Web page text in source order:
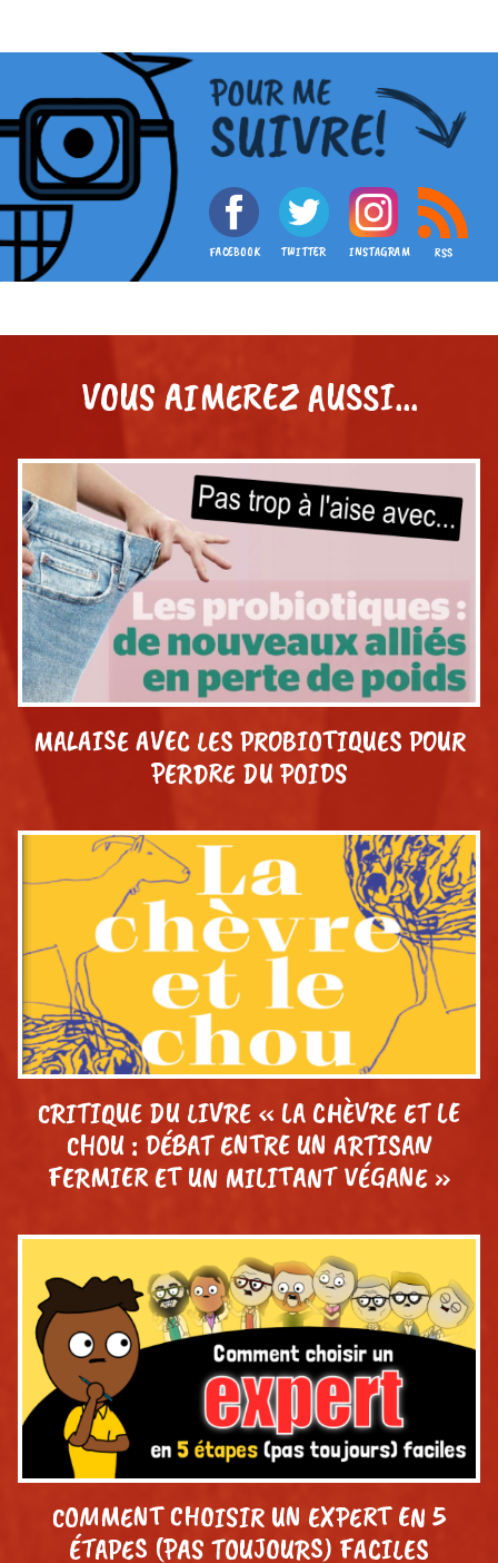
FACEBOOK TWITTER INSTAGRAM RSS
VOUS AIMEREZ AUSSI...
MALAISE AVEC LES PROBIOTIQUES POUR
PERDRE DU POIDS
CRITIQUE DU LIVRE « LA CHÈVRE ET LE
CHOU : DÉBAT ENTRE UN ARTISAN
FERMIER ET UN MILITANT VÉGANE »
COMMENT CHOISIR UN EXPERT EN 5
ÉTAPES (PAS TOUJOURS) FACILES